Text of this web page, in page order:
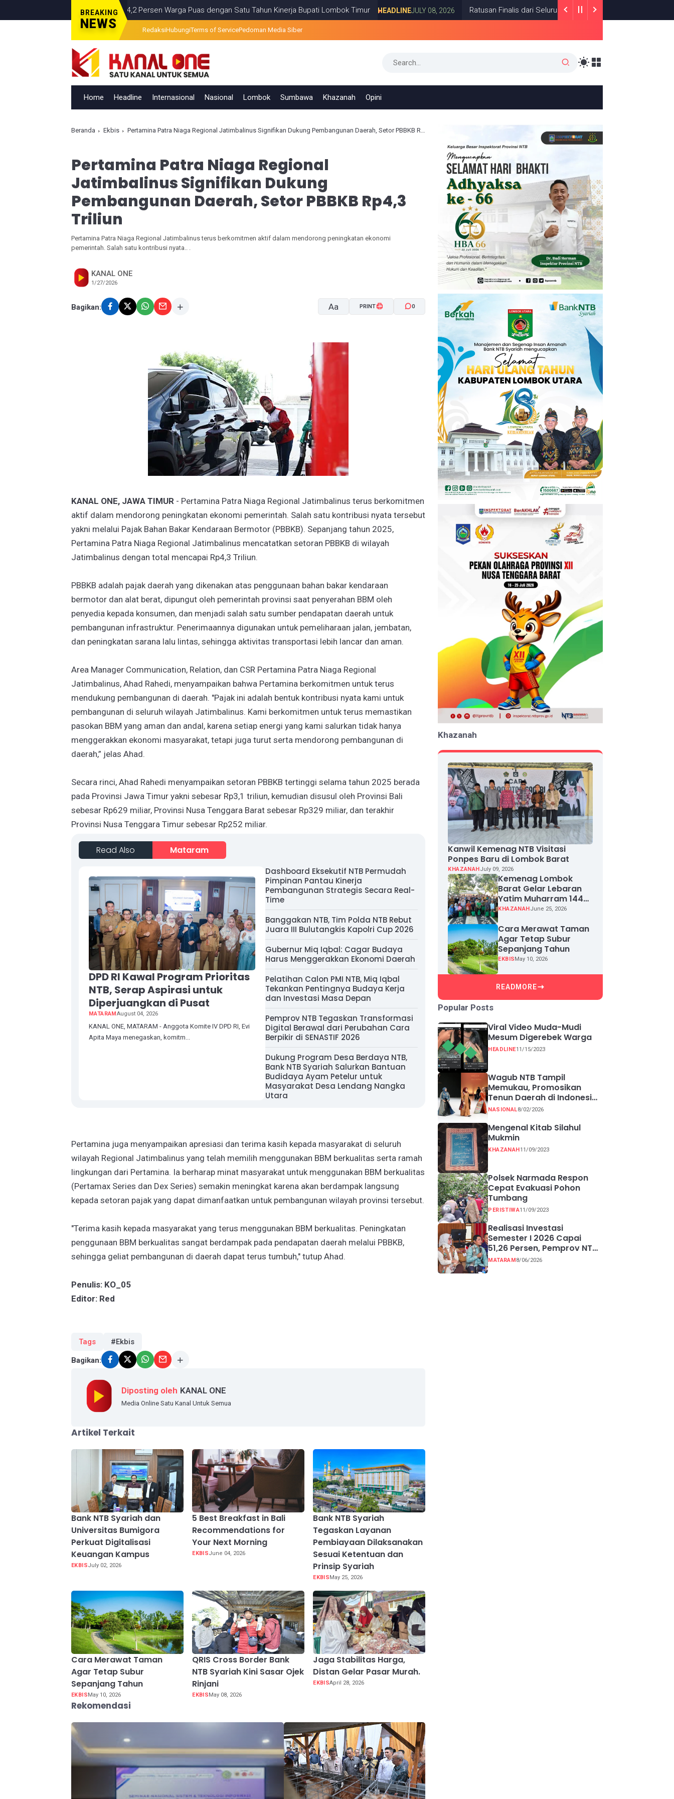
BREAKING
NEWS
Survei PRESiSI: 74,2 Persen Warga Puas dengan Satu Tahun Kinerja Bupati Lombok Timur HEADLINE JULY 08, 2026 Ratusan Finalis dari Seluruh Indonesia Ramaikan FAPERTA FAIR 9 di
RedaksiHubungiTerms of ServicePedoman Media Siber
Home Headline Internasional Nasional Lombok Sumbawa Khazanah Opini
Beranda Ekbis Pertamina Patra Niaga Regional Jatimbalinus Signifikan Dukung Pembangunan Daerah, Setor PBBKB Rp4,3 Triliun
Pertamina Patra Niaga Regional
Jatimbalinus Signifikan Dukung
Pembangunan Daerah, Setor PBBKB Rp4,3
Triliun
Pertamina Patra Niaga Regional Jatimbalinus terus berkomitmen aktif dalam mendorong peningkatan ekonomi
pemerintah. Salah satu kontribusi nyata.. .
KANAL ONE
1/27/2026
Bagikan: Aa PRINT 0
KANAL ONE, JAWA TIMUR - Pertamina Patra Niaga Regional Jatimbalinus terus berkomitmen
aktif dalam mendorong peningkatan ekonomi pemerintah. Salah satu kontribusi nyata tersebut
yakni melalui Pajak Bahan Bakar Kendaraan Bermotor (PBBKB). Sepanjang tahun 2025,
Pertamina Patra Niaga Regional Jatimbalinus mencatatkan setoran PBBKB di wilayah
Jatimbalinus dengan total mencapai Rp4,3 Triliun.
PBBKB adalah pajak daerah yang dikenakan atas penggunaan bahan bakar kendaraan
bermotor dan alat berat, dipungut oleh pemerintah provinsi saat penyerahan BBM oleh
penyedia kepada konsumen, dan menjadi salah satu sumber pendapatan daerah untuk
pembangunan infrastruktur. Penerimaannya digunakan untuk pemeliharaan jalan, jembatan,
dan peningkatan sarana lalu lintas, sehingga aktivitas transportasi lebih lancar dan aman.
Area Manager Communication, Relation, dan CSR Pertamina Patra Niaga Regional
Jatimbalinus, Ahad Rahedi, menyampaikan bahwa Pertamina berkomitmen untuk terus
mendukung pembangunan di daerah. "Pajak ini adalah bentuk kontribusi nyata kami untuk
pembangunan di seluruh wilayah Jatimbalinus. Kami berkomitmen untuk terus memastikan
pasokan BBM yang aman dan andal, karena setiap energi yang kami salurkan tidak hanya
menggerakkan ekonomi masyarakat, tetapi juga turut serta mendorong pembangunan di
daerah,” jelas Ahad.
Secara rinci, Ahad Rahedi menyampaikan setoran PBBKB tertinggi selama tahun 2025 berada
pada Provinsi Jawa Timur yakni sebesar Rp3,1 triliun, kemudian disusul oleh Provinsi Bali
sebesar Rp629 miliar, Provinsi Nusa Tenggara Barat sebesar Rp329 miliar, dan terakhir
Provinsi Nusa Tenggara Timur sebesar Rp252 miliar.
Read Also Mataram
DPD RI Kawal Program Prioritas
NTB, Serap Aspirasi untuk
Diperjuangkan di Pusat
MATARAMAugust 04, 2026
KANAL ONE, MATARAM - Anggota Komite IV DPD RI, Evi
Apita Maya menegaskan, komitm...
Dashboard Eksekutif NTB Permudah
Pimpinan Pantau Kinerja
Pembangunan Strategis Secara Real-
Time
Banggakan NTB, Tim Polda NTB Rebut
Juara III Bulutangkis Kapolri Cup 2026
Gubernur Miq Iqbal: Cagar Budaya
Harus Menggerakkan Ekonomi Daerah
Pelatihan Calon PMI NTB, Miq Iqbal
Tekankan Pentingnya Budaya Kerja
dan Investasi Masa Depan
Pemprov NTB Tegaskan Transformasi
Digital Berawal dari Perubahan Cara
Berpikir di SENASTIF 2026
Dukung Program Desa Berdaya NTB,
Bank NTB Syariah Salurkan Bantuan
Budidaya Ayam Petelur untuk
Masyarakat Desa Lendang Nangka
Utara
Pertamina juga menyampaikan apresiasi dan terima kasih kepada masyarakat di seluruh
wilayah Regional Jatimbalinus yang telah memilih menggunakan BBM berkualitas serta ramah
lingkungan dari Pertamina. Ia berharap minat masyarakat untuk menggunakan BBM berkualitas
(Pertamax Series dan Dex Series) semakin meningkat karena akan berdampak langsung
kepada setoran pajak yang dapat dimanfaatkan untuk pembangunan wilayah provinsi tersebut.
"Terima kasih kepada masyarakat yang terus menggunakan BBM berkualitas. Peningkatan
penggunaan BBM berkualitas sangat berdampak pada pendapatan daerah melalui PBBKB,
sehingga geliat pembangunan di daerah dapat terus tumbuh," tutup Ahad.
Penulis: KO_05
Editor: Red
Tags #Ekbis
Bagikan:
Diposting oleh KANAL ONE
Media Online Satu Kanal Untuk Semua
Artikel Terkait
Bank NTB Syariah dan
Universitas Bumigora
Perkuat Digitalisasi
Keuangan Kampus
EKBISJuly 02, 2026
5 Best Breakfast in Bali
Recommendations for
Your Next Morning
EKBISJune 04, 2026
Bank NTB Syariah
Tegaskan Layanan
Pembiayaan Dilaksanakan
Sesuai Ketentuan dan
Prinsip Syariah
EKBIS May 25, 2026
Cara Merawat Taman
Agar Tetap Subur
Sepanjang Tahun
EKBIS May 10, 2026
QRIS Cross Border Bank
NTB Syariah Kini Sasar Ojek
Rinjani
EKBIS May 08, 2026
Jaga Stabilitas Harga,
Distan Gelar Pasar Murah.
EKBISApril 28, 2026
Rekomendasi
Khazanah
Kanwil Kemenag NTB Visitasi
Ponpes Baru di Lombok Barat
KHAZANAHJuly 09, 2026
Kemenag Lombok
Barat Gelar Lebaran
Yatim Muharram 1448
H, Puluhan Anak Yatim
KHAZANAHJune 25, 2026
Cara Merawat Taman
Agar Tetap Subur
Sepanjang Tahun
EKBISMay 10, 2026
READMORE
Popular Posts
Viral Video Muda-Mudi
Mesum Digerebek Warga
HEADLINE11/15/2023
Wagub NTB Tampil
Memukau, Promosikan
Tenun Daerah di Indonesia
Fashion Week 2026
NASIONAL8/02/2026
Mengenal Kitab Silahul
Mukmin
KHAZANAH11/09/2023
Polsek Narmada Respon
Cepat Evakuasi Pohon
Tumbang
PERISTIWA11/09/2023
Realisasi Investasi
Semester I 2026 Capai
51,26 Persen, Pemprov NTB
Perkuat Pertumbuhan
MATARAM8/06/2026